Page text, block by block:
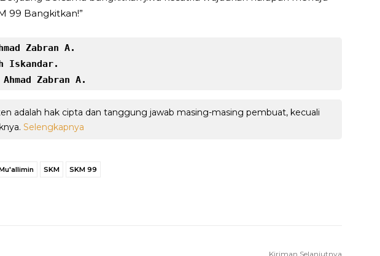
99 Bangkitkan!”
Zabran A.
Iskandar.
Zabran A.
adalah hak cipta dan tanggung jawab masing-masing pembuat, kecuali
Selengkapnya
SKM SKM 99
Kiriman Selanjutnya